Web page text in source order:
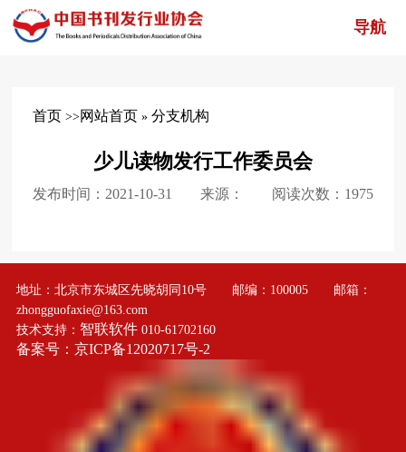
导航
首页 >>网站首页 » 分支机构
少儿读物发行工作委员会
发布时间：2021-10-31 来源： 阅读次数：1975
地址：北京市东城区先晓胡同10号 邮编：100005 邮箱：
zhongguofaxie@163.com
技术支持： 智联软件010-61702160
备案号：京ICP备12020717号-2